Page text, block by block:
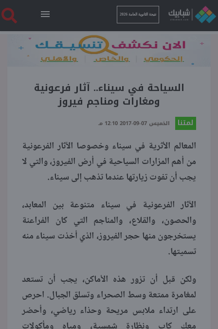
نتيجة الثانوية العامة 2026
الرئيسية
نتيجة الثانوية العامة 2026
فنجان قهوة
بوابة الطلبة
ملفات
منوعات
السياحة في سيناء.. آثار فرعونية
ومغارات ومناجم فيروز
لمتنا الخميس 07-09-2017 12:10 مـ
المعالم الأثرية في سيناء وخصوصا الآثار الفرعونية
من أهم المزارات السياحية في أرض الفيروز، والتي لا
يجب أن تفوت زيارتها عندما تذهب إلى سيناء.
الآثار الفرعونية في سيناء متنوعة بين المعابد،
والحصون، والقلاع، والمناجم التي كان الفراعنة
يستخرجون منها حجر الفيروز، الذي أخذت سيناء منه
تسميتها.
ولكن قبل أن تزور هذه الأماكن، يجب أن تستعد
لمغامرة ممتعة وسط الصحراء وتسلق الجبال. احرص
على ارتداء ملابس مريحة وحذاء رياضي، وأحضر